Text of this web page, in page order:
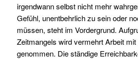
irgendwann selbst nicht mehr
Gefühl, unentbehrlich zu sein oder
müssen, steht im Vordergrund.
Zeitmangels wird vermehrt Arbeit
genommen. Die ständige